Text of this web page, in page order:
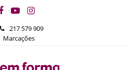
Facebook
YouTubeInstagram
217 579 909
Marcações